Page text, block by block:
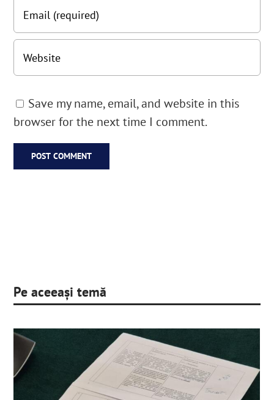
Save my name, email, and website in this
browser for the next time I comment.
Pe aceeași temă